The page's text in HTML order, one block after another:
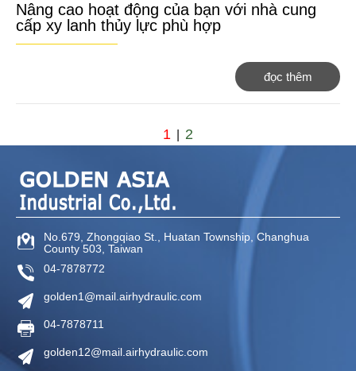
Nâng cao hoạt động của bạn với nhà cung
cấp xy lanh thủy lực phù hợp
đọc thêm
1 2
No.679, Zhongqiao St., Huatan Township, Changhua
County 503, Taiwan
04-7878772
golden1@mail.airhydraulic.com
04-7878711
golden12@mail.airhydraulic.com